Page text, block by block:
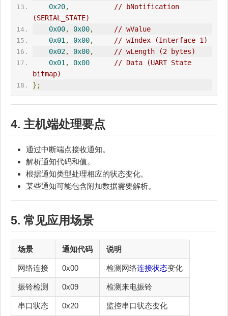
0x20,
// bNotification
(SERIAL_STATE)
0x00, 0x00,
// wValue
0x01 , 0x00,
// wIndex (Interface 1)
0x02, 0x00,
// wLength (2 bytes)
0x01 , 0x00
// Data (UART State
bitmap)
};
4. 主机端处理要点
通过中断端点接收通知。
解析通知代码和值。
根据通知类型处理相应的状态变化。
某些通知可能包含附加数据需要解析。
5. 常见应用场景
场景 通知代码 说明
网络连接 0x00 检测网络连接状态变化
振铃检测 0x09 检测来电振铃
串口状态 0x20 监控串口状态变化